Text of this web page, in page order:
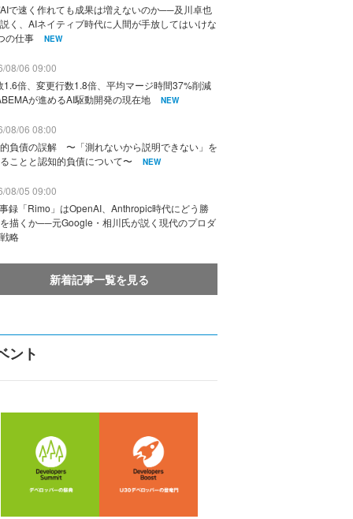
で速く作れても成果は増えないのか──及川卓也
く、AIネイティブ時代に人間が手放してはいけな
の仕事
NEW
08/06 09:00
1.6倍、変更行数1.8倍、平均マージ時間37%削減
が進めるAI駆動開発の現在地
NEW
08/06 08:00
負債の誤解 〜「測れないから説明できない」を
ことと認知的負債について〜
NEW
08/05 09:00
録「Rimo」はOpenAI、Anthropic時代にどう勝
描くか──元Google・相川氏が説く現代のプロダ
略
新着記事一覧を見る
ント